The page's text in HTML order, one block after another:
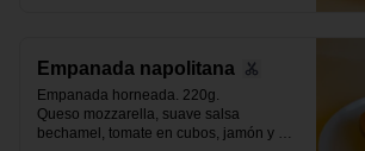
Empanada napolitana
Empanada horneada. 220g.
Queso mozzarella, suave salsa
bechamel, tomate en cubos, jamón y